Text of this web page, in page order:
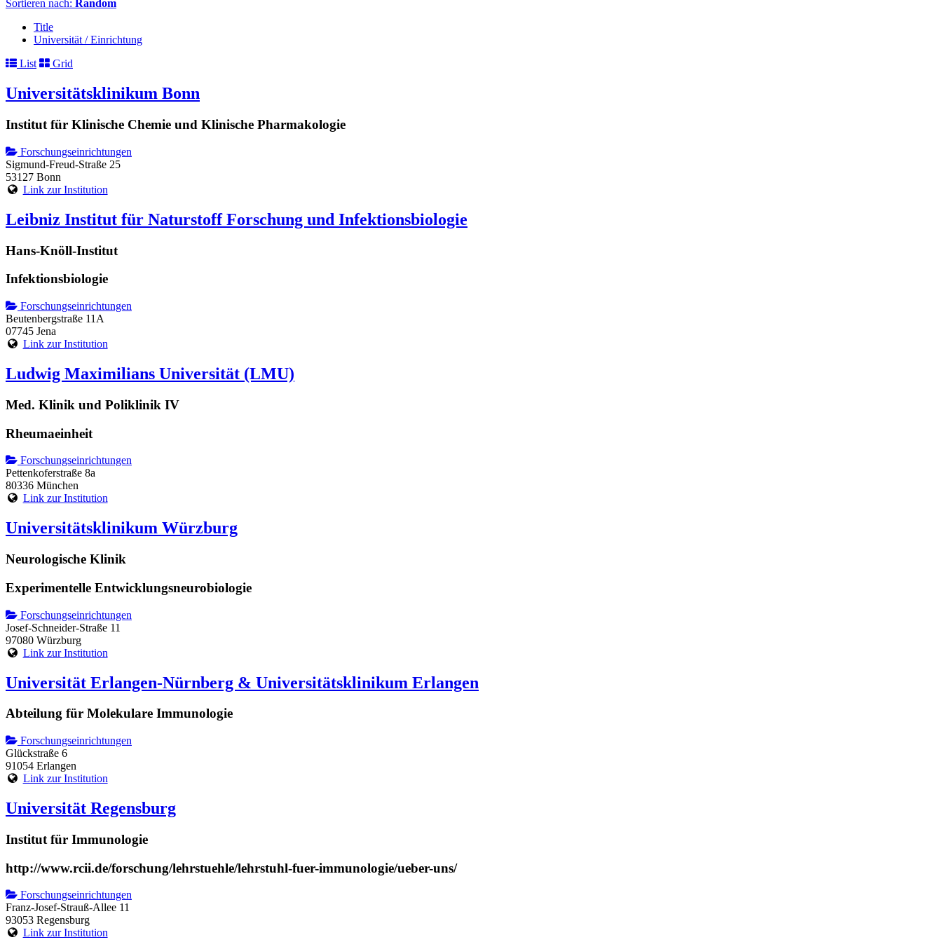
Sortieren nach: Random
Title
Universität / Einrichtung
List
Grid
Universitätsklinikum Bonn
Institut für Klinische Chemie und Klinische Pharmakologie
Forschungseinrichtungen
Sigmund-Freud-Straße 25
53127 Bonn
Link zur Institution
Leibniz Institut für Naturstoff Forschung und Infektionsbiologie
Hans-Knöll-Institut
Infektionsbiologie
Forschungseinrichtungen
Beutenbergstraße 11A
07745 Jena
Link zur Institution
Ludwig Maximilians Universität (LMU)
Med. Klinik und Poliklinik IV
Rheumaeinheit
Forschungseinrichtungen
Pettenkoferstraße 8a
80336 München
Link zur Institution
Universitätsklinikum Würzburg
Neurologische Klinik
Experimentelle Entwicklungsneurobiologie
Forschungseinrichtungen
Josef-Schneider-Straße 11
97080 Würzburg
Link zur Institution
Universität Erlangen-Nürnberg & Universitätsklinikum Erlangen
Abteilung für Molekulare Immunologie
Forschungseinrichtungen
Glückstraße 6
91054 Erlangen
Link zur Institution
Universität Regensburg
Institut für Immunologie
http://www.rcii.de/forschung/lehrstuehle/lehrstuhl-fuer-immunologie/ueber-uns/
Forschungseinrichtungen
Franz-Josef-Strauß-Allee 11
93053 Regensburg
Link zur Institution